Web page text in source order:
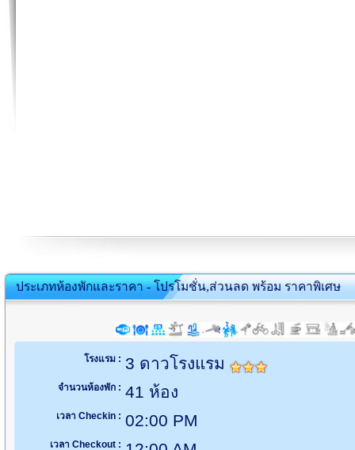
ประเภทห้องพักและราคา - โปรโมชั่น,ส่วนลด พร้อม ราคาพิเศษ
โรงแรม : 3 ดาวโรงแรม
จำนวนห้องพัก : 41 ห้อง
เวลา Checkin : 02:00 PM
เวลา Checkout :